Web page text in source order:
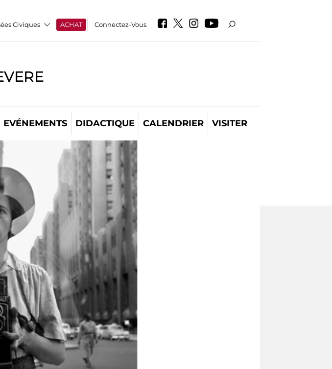
Civiques ACHAT Connectez-Vous
EVÉNEMENTS DIDACTIQUE CALENDRIER VISITER